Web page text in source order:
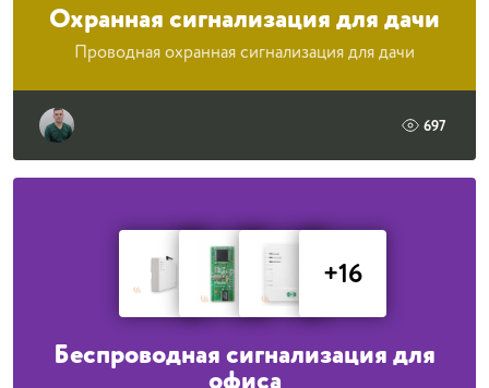
Охранная сигнализация для дачи
Проводная охранная сигнализация для дачи
697
+16
Беспроводная сигнализация для